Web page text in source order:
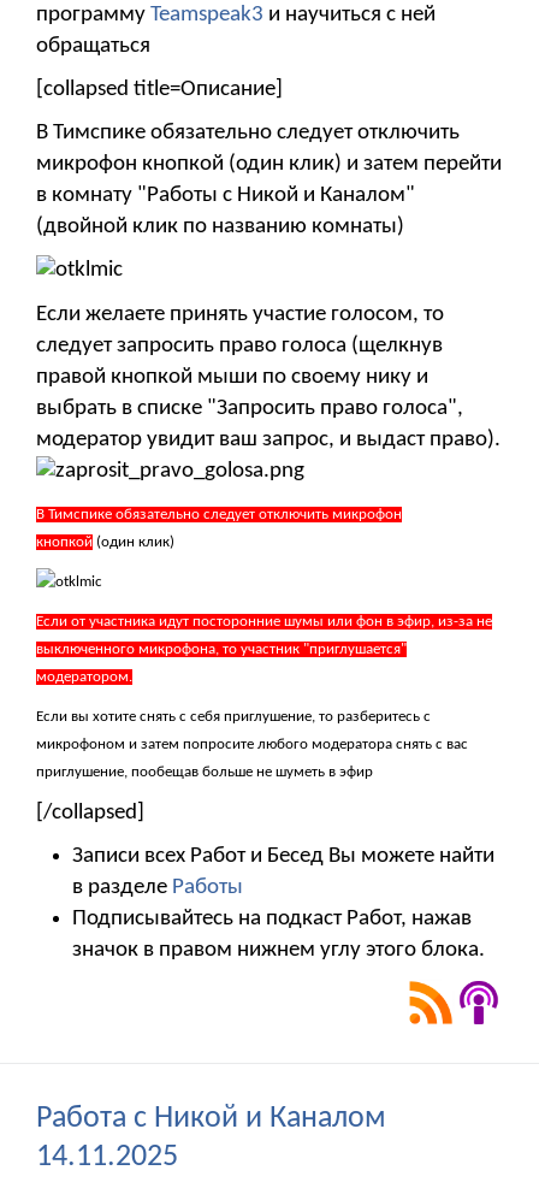
программу Teamspeak3 и научиться с ней
обращаться
[collapsed title=Описание]
В Тимспике обязательно следует отключить
микрофон кнопкой (один клик) и затем перейти
в комнату "Работы с Никой и Каналом"
(двойной клик по названию комнаты)
Если желаете принять участие голосом, то
следует запросить право голоса (щелкнув
правой кнопкой мыши по своему нику и
выбрать в списке "Запросить право голоса",
модератор увидит ваш запрос, и выдаст право).
В Тимспике обязательно следует отключить микрофон
кнопкой (один клик)
Если от участника идут посторонние шумы или фон в эфир, из-за не
выключенного микрофона, то участник "приглушается"
модератором.
Если вы хотите снять с себя приглушение, то разберитесь с
микрофоном и затем попросите любого модератора снять с вас
приглушение, пообещав больше не шуметь в эфир
[/collapsed]
Записи всех Работ и Бесед Вы можете найти
в разделе Работы
Подписывайтесь на подкаст Работ, нажав
значок в правом нижнем углу этого блока.
Работа с Никой и Каналом
14.11.2025